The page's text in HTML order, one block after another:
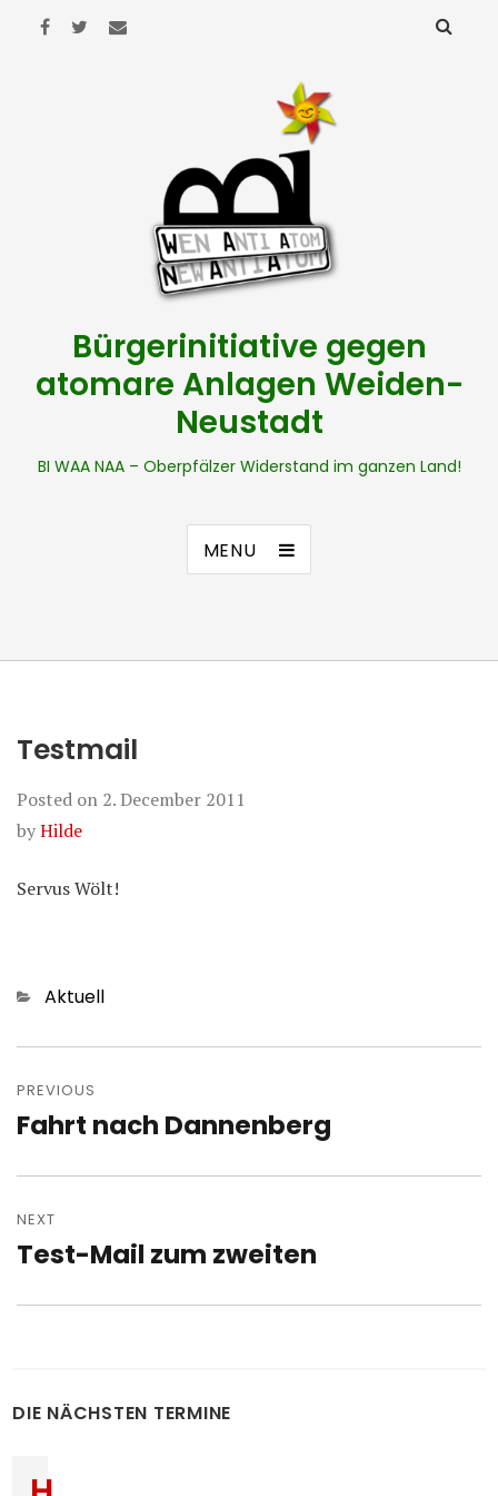
Bürgerinitiative gegen
atomare Anlagen Weiden-
Neustadt
BI WAA NAA – Oberpfälzer Widerstand im ganzen Land!
MENU
Testmail
Posted on 2. December 2011
byHilde
Servus Wölt!
Categories
Aktuell
navigation
PREVIOUS
Previous
Fahrt nach Dannenberg
NEXT
Next
Test-Mail zum zweiten
DIE NÄCHSTEN TERMINE